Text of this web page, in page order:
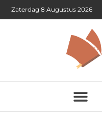
Zaterdag 8 Augustus 2026